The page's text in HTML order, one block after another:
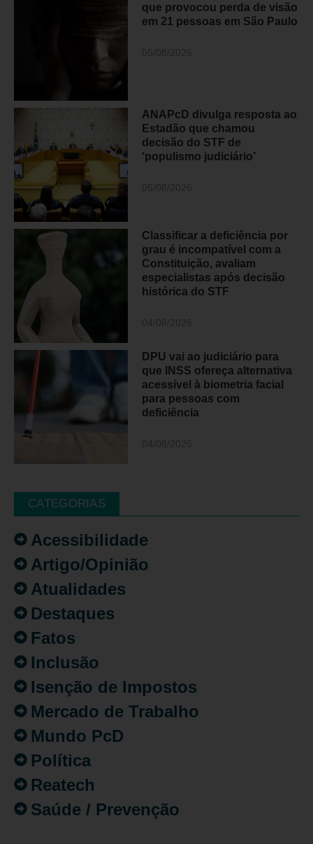
que provocou perda de visão
em 21 pessoas em São Paulo
ANAPcD divulga resposta ao
Estadão que chamou
decisão do STF de
‘populismo judiciário’
Classificar a deficiência por
grau é incompatível com a
Constituição, avaliam
especialistas após decisão
histórica do STF
DPU vai ao judiciário para
que INSS ofereça alternativa
acessível à biometria facial
para pessoas com
deficiência
CATEGORIAS
Acessibilidade
Artigo/Opinião
Atualidades
Destaques
Fatos
Inclusão
Isenção de Impostos
Mercado de Trabalho
Mundo PcD
Política
Reatech
Saúde / Prevenção